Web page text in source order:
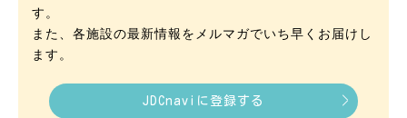
す。
また、各施設の最新情報をメルマガでいち早くお届けし
ます。
JDCnaviに登録する